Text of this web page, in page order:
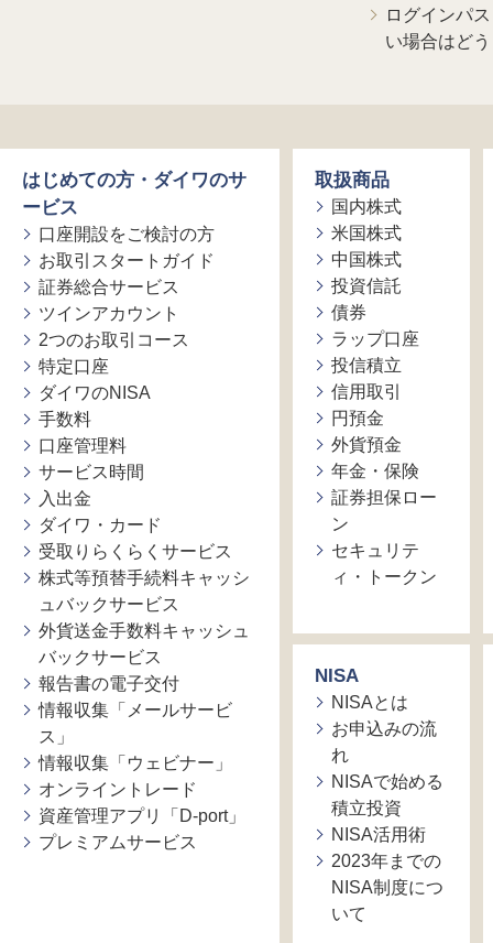
ログインパ
い場合はど
はじめての方・ダイワのサ
ービス
口座開設をご検討の方
お取引スタートガイド
証券総合サービス
ツインアカウント
2つのお取引コース
特定口座
ダイワのNISA
手数料
口座管理料
サービス時間
入出金
ダイワ・カード
受取りらくらくサービス
株式等預替手続料キャッシ
ュバックサービス
外貨送金手数料キャッシュ
バックサービス
報告書の電子交付
情報収集「メールサービ
ス」
情報収集「ウェビナー」
オンライントレード
資産管理アプリ「D-port」
プレミアムサービス
取扱商品
国内株式
米国株式
中国株式
投資信託
債券
ラップ口座
投信積立
信用取引
円預金
外貨預金
年金・保険
証券担保ロー
ン
セキュリテ
ィ・トークン
NISA
NISAとは
お申込みの流
れ
NISAで始める
積立投資
NISA活用術
2023年までの
NISA制度につ
いて